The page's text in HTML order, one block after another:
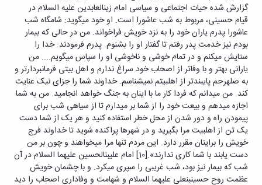
گزارش شده حیات اجتماعی و سیاسی امام زین‏العابدین علیه السلام در
قیام حسینی، مربوط به شب عاشورا است. او خود می‏گوید: شامگاه شب
عاشورا پدرم یاران خود را به نزد خویش فراخواند. من در حالی که بیمار
بودم نیز خدمت پدر رفتم تا گفتار او را بشنوم. پدرم فرمودند: خدا را
ستایش می‏کنم و در تمام خوشی و ناخوشی او را سپاس می‏گویم.... من
یارانی بهتر و با وفاتر از اصحاب خود سراغ ندارم و اهل بیتی فرمانبردارتر و
به صله‏رحم پای‏بندتر از اهل‏بیتم نمی‏شناسم. خداوند شما را جزای نیک عنایت
کند. من می‏دانم که فردا کار ما با اینان به جنگ خواهد انجامید. من به شما
اجازه می‏دهم و بیعت خود را از شما بر می‏دارم تا از سیاهی شب برای
پیمودن راه و دور شدن از محل خطر استفاده کنید و هر یک از شما دست
یک تن از اهل‏بیت مرا بگیرید و در شهرها پراکنده شوید تا خداوند فرج
خویش را برایتان مقرر دارد. این مردم تنها مرا می‏خواهند و چون بر من
دست یابند با شما کاری ندارند».[10] امام علی‏بن‏الحسین علیهما السلام در آن
شب که بیمار نیز بود، شب غریبی را سپری می‏کرد. و با چشمان خویش
عظمت روح حسین‏بن‏علی علیهما السلام و شهامت و وفاداری اصحاب را دید